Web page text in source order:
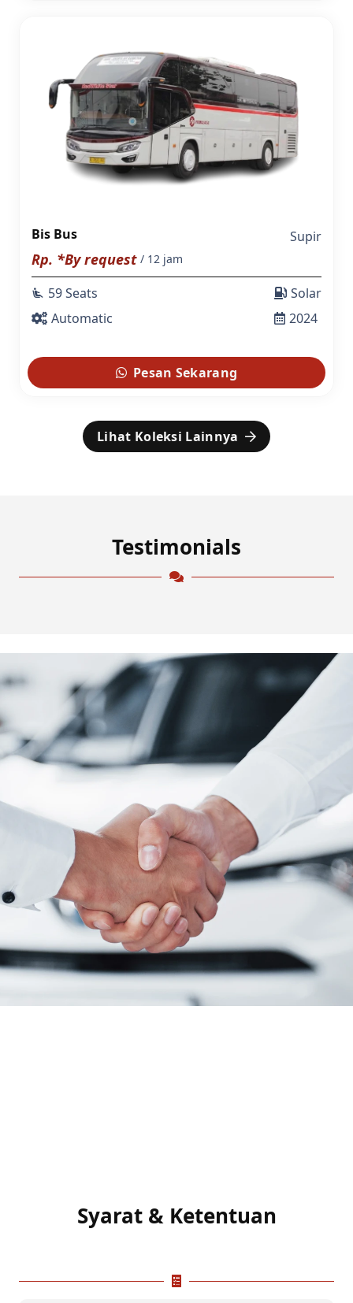
Bis Bus Supir
Rp. *By request / 12 jam
airline_seat_recline_extra 59 Seats
Automatic
Solar
2024
Pesan Sekarang
Lihat Koleksi Lainnya
Testimonials
Syarat & Ketentuan